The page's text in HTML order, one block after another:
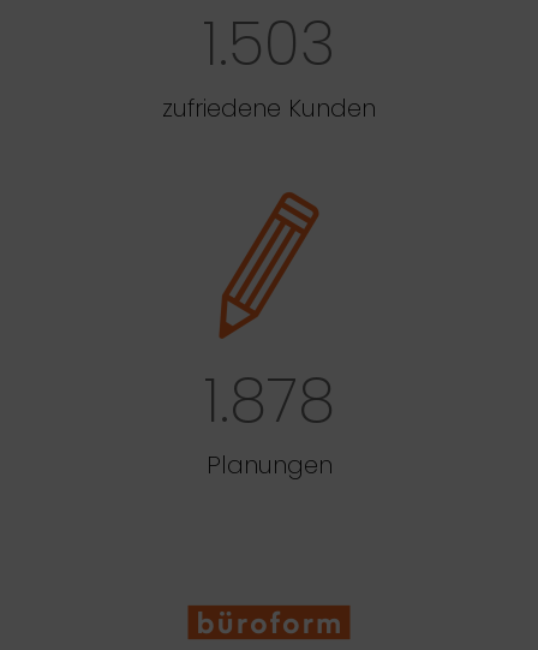
1.503
zufriedene Kunden
1.878
Planungen